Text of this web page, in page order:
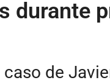
durante
de